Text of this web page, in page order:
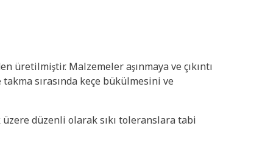
üretilmiştir. Malzemeler aşınmaya ve çıkıntı
takma sırasında keçe bükülmesini ve
üzere düzenli olarak sıkı toleranslara tabi